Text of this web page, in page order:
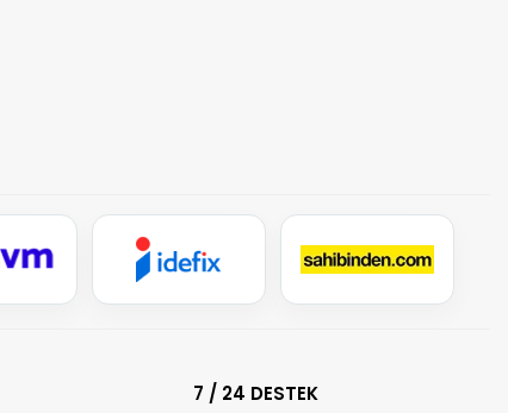
7 / 24 DESTEK